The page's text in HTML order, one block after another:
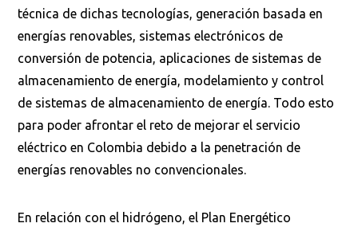
técnica de dichas tecnologías, generación basada en
energías renovables, sistemas electrónicos de
conversión de potencia, aplicaciones de sistemas de
almacenamiento de energía, modelamiento y control
de sistemas de almacenamiento de energía. Todo esto
para poder afrontar el reto de mejorar el servicio
eléctrico en Colombia debido a la penetración de
energías renovables no convencionales.
En relación con el hidrógeno, el Plan Energético